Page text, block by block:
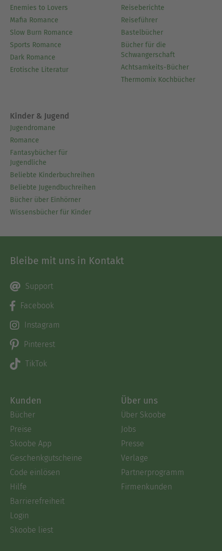
Enemies to Lovers
Mafia Romance
Slow Burn Romance
Sports Romance
Dark Romance
Erotische Literatur
Reiseberichte
Reiseführer
Bastelbücher
Bücher für die
Schwangerschaft
Achtsamkeits-Bücher
Thermomix Kochbücher
Kinder & Jugend
Jugendromane
Romance
Fantasybücher für
Jugendliche
Beliebte Kinderbuchreihen
Beliebte Jugendbuchreihen
Bücher über Einhörner
Wissensbücher für Kinder
Bleibe mit uns in Kontakt
Support
Facebook
Instagram
Pinterest
TikTok
Kunden
Bücher
Preise
Skoobe App
Geschenkgutscheine
Code einlösen
Hilfe
Barrierefreiheit
Login
Skoobe liest
Über uns
Über Skoobe
Jobs
Presse
Verlage
Partnerprogramm
Firmenkunden